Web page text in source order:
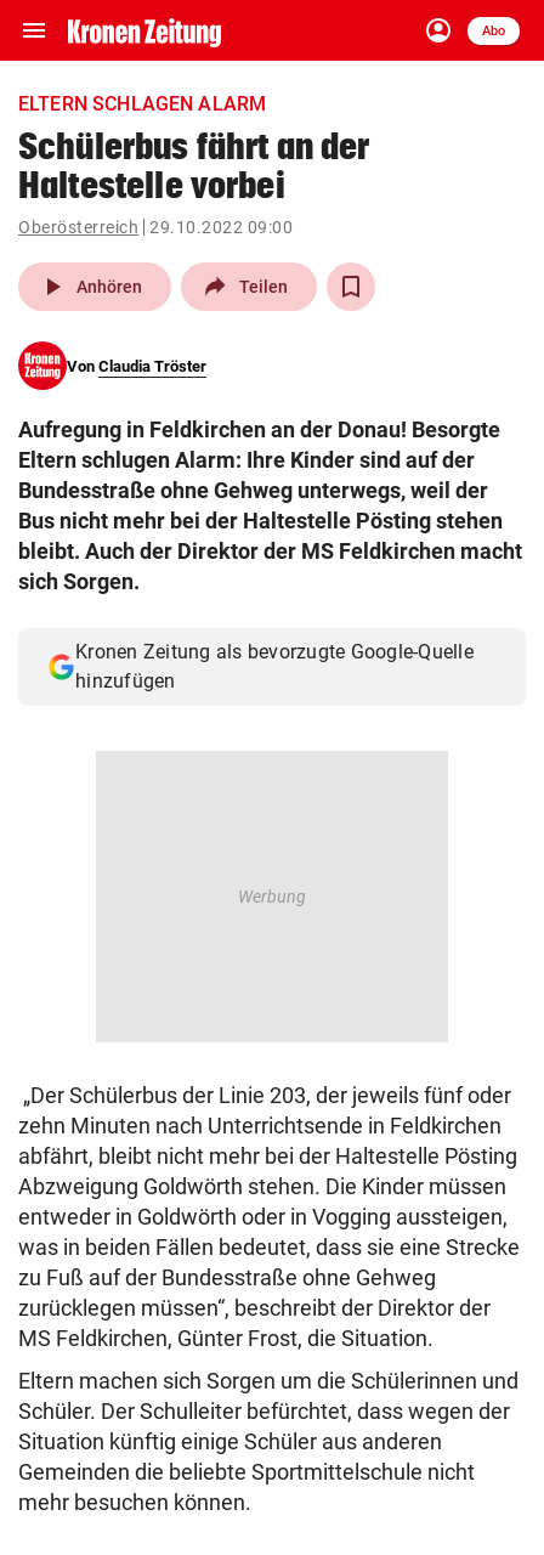
menu Navigation
ein-/ausklappen
account_circle
Anmelden
Abo
close Schließen
account_circle Anmelden
pin_drop
Wien arrow_right
search
eingeben
Muthgasse 2, 1190 Wien
ELTERN SCHLAGEN ALARM
Schülerbus fährt an der
Haltestelle vorbei
Oberösterreich 29.10.2022 09:00
play_arrow Anhören Teilen
Von Claudia Tröster
Aufregung in Feldkirchen an der Donau! Besorgte
Eltern schlugen Alarm: Ihre Kinder sind auf der
Bundesstraße ohne Gehweg unterwegs, weil der
Bus nicht mehr bei der Haltestelle Pösting stehen
bleibt. Auch der Direktor der MS Feldkirchen macht
sich Sorgen.
Kronen Zeitung als bevorzugte Google-Quelle
hinzufügen
„Der Schülerbus der Linie 203, der jeweils fünf oder
zehn Minuten nach Unterrichtsende in Feldkirchen
abfährt, bleibt nicht mehr bei der Haltestelle Pösting
Abzweigung Goldwörth stehen. Die Kinder müssen
entweder in Goldwörth oder in Vogging aussteigen,
was in beiden Fällen bedeutet, dass sie eine Strecke
zu Fuß auf der Bundesstraße ohne Gehweg
zurücklegen müssen“, beschreibt der Direktor der
MS Feldkirchen, Günter Frost, die Situation.
Eltern machen sich Sorgen um die Schülerinnen und
Schüler. Der Schulleiter befürchtet, dass wegen der
Situation künftig einige Schüler aus anderen
Gemeinden die beliebte Sportmittelschule nicht
mehr besuchen können.